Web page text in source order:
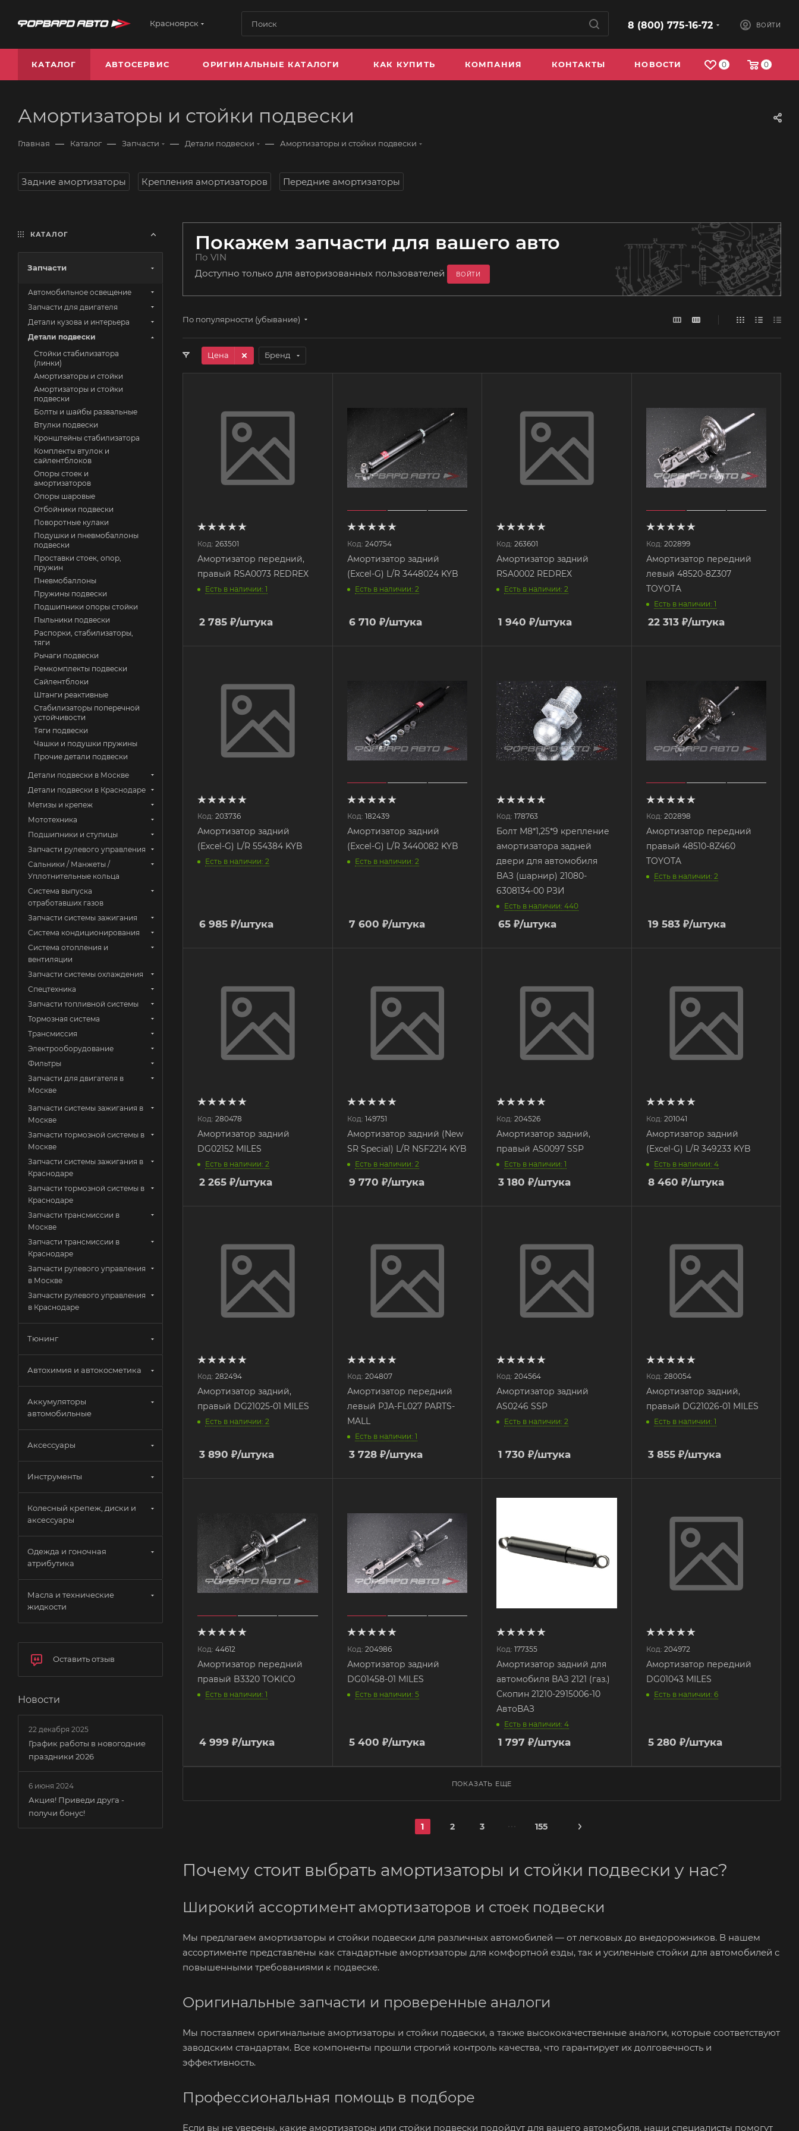
Красноярск 8 (800) 775-16-72 ВОЙТИ
0 0
КАТАЛОГ АВТОСЕРВИС ОРИГИНАЛЬНЫЕ КАТАЛОГИ КАК КУПИТЬ КОМПАНИЯ КОНТАКТЫ НОВОСТИ
Амортизаторы и стойки подвески
Главная — Каталог — Запчасти — Детали подвески — Амортизаторы и стойки подвески
Задние амортизаторы Крепления амортизаторов Передние амортизаторы
Покажем запчасти для вашего авто
По VIN
Доступно только для авторизованных пользователей
ВОЙТИ
По популярности (убывание)
Цена Бренд
Код: 263501
Амортизатор передний,
правый RSA0073 REDREX
Есть в наличии: 1
2 785 ₽/штука
Код: 240754
Амортизатор задний
(Excel-G) L/R 3448024 KYB
Есть в наличии: 2
6 710 ₽/штука
Код: 263601
Амортизатор задний
RSA0002 REDREX
Есть в наличии: 2
1 940 ₽/штука
Код: 202899
Амортизатор передний
левый 48520-8Z307
TOYOTA
Есть в наличии: 1
22 313₽/штука
Код: 203736
Амортизатор задний
(Excel-G) L/R 554384 KYB
Есть в наличии: 2
6 985 ₽/штука
Код: 182439
Амортизатор задний
(Excel-G) L/R 3440082 KYB
Есть в наличии: 2
7 600 ₽/штука
Код: 178763
Болт М8*1,25*9 крепление
амортизатора задней
двери для автомобиля
ВАЗ (шарнир) 21080-
6308134-00 РЗИ
Есть в наличии: 440
65 ₽/штука
Код: 202898
Амортизатор передний
правый 48510-8Z460
TOYOTA
Есть в наличии: 2
19 583₽/штука
Код: 280478
Амортизатор задний
DG02152 MILES
Есть в наличии: 2
2 265 ₽/штука
Код: 149751
Амортизатор задний (New
SR Special) L/R NSF2214 KYB
Есть в наличии: 2
9 770 ₽/штука
Код: 204526
Амортизатор задний,
правый AS0097 SSP
Есть в наличии: 1
3 180 ₽/штука
Код: 201041
Амортизатор задний
(Excel-G) L/R 349233 KYB
Есть в наличии: 4
8 460 ₽/штука
Код: 282494
Амортизатор задний,
правый DG21025-01 MILES
Есть в наличии: 2
3 890 ₽/штука
Код: 204807
Амортизатор передний
левый PJA-FL027 PARTS-
MALL
Есть в наличии: 1
3 728₽/штука
Код: 204564
Амортизатор задний
AS0246 SSP
Есть в наличии: 2
1 730 ₽/штука
Код: 280054
Амортизатор задний,
правый DG21026-01 MILES
Есть в наличии: 1
3 855₽/штука
Код: 44612
Амортизатор передний
правый B3320 TOKICO
Есть в наличии: 1
4 999 ₽/штука
Код: 204986
Амортизатор задний
DG01458-01 MILES
Есть в наличии: 5
5 400 ₽/штука
Код: 177355
Амортизатор задний для
автомобиля ВАЗ 2121 (газ.)
Скопин 21210-2915006-10
АвтоВАЗ
Есть в наличии: 4
1 797 ₽/штука
Код: 204972
Амортизатор передний
DG01043 MILES
Есть в наличии: 6
5 280 ₽/штука
ПОКАЗАТЬ ЕЩЕ
1 2 3 155
Почему стоит выбрать амортизаторы и стойки подвески у нас?
Широкий ассортимент амортизаторов и стоек подвески
Мы предлагаем амортизаторы и стойки подвески для различных автомобилей — от легковых до внедорожников. В нашем
ассортименте представлены как стандартные амортизаторы для комфортной езды, так и усиленные стойки для автомобилей с
повышенными требованиями к подвеске.
Оригинальные запчасти и проверенные аналоги
Мы поставляем оригинальные амортизаторы и стойки подвески, а также высококачественные аналоги, которые соответствуют
заводским стандартам. Все компоненты прошли строгий контроль качества, что гарантирует их долговечность и
эффективность.
Профессиональная помощь в подборе
Если вы не уверены, какие амортизаторы или стойки подвески подойдут для вашего автомобиля, наши специалисты помогут
КАТАЛОГ
Запчасти
Автомобильное освещение
Запчасти для двигателя
Детали кузова и интерьера
Детали подвески
Стойки стабилизатора
(линки)
Амортизаторы и стойки
Амортизаторы и стойки
подвески
Болты и шайбы развальные
Втулки подвески
Кронштейны стабилизатора
Комплекты втулок и
сайлентблоков
Опоры стоек и
амортизаторов
Опоры шаровые
Отбойники подвески
Поворотные кулаки
Подушки и пневмобаллоны
подвески
Проставки стоек, опор,
пружин
Пневмобаллоны
Пружины подвески
Подшипники опоры стойки
Пыльники подвески
Распорки, стабилизаторы,
тяги
Рычаги подвески
Ремкомплекты подвески
Сайлентблоки
Штанги реактивные
Стабилизаторы поперечной
устойчивости
Тяги подвески
Чашки и подушки пружины
Прочие детали подвески
Детали подвески в Москве
Детали подвески в Краснодаре
Метизы и крепеж
Мототехника
Подшипники и ступицы
Запчасти рулевого управления
Сальники / Манжеты /
Уплотнительные кольца
Система выпуска
отработавших газов
Запчасти системы зажигания
Система кондиционирования
Система отопления и
вентиляции
Запчасти системы охлаждения
Спецтехника
Запчасти топливной системы
Тормозная система
Трансмиссия
Электрооборудование
Фильтры
Запчасти для двигателя в
Москве
Запчасти системы зажигания в
Москве
Запчасти тормозной системы в
Москве
Запчасти системы зажигания в
Краснодаре
Запчасти тормозной системы в
Краснодаре
Запчасти трансмиссии в
Москве
Запчасти трансмиссии в
Краснодаре
Запчасти рулевого управления
в Москве
Запчасти рулевого управления
в Краснодаре
Тюнинг
Автохимия и автокосметика
Аккумуляторы
автомобильные
Аксессуары
Инструменты
Колесный крепеж, диски и
аксессуары
Одежда и гоночная
атрибутика
Масла и технические
жидкости
Оставить отзыв
Новости
22 декабря 2025
График работы в новогодние
праздники 2026
6 июня 2024
Акция! Приведи друга -
получи бонус!